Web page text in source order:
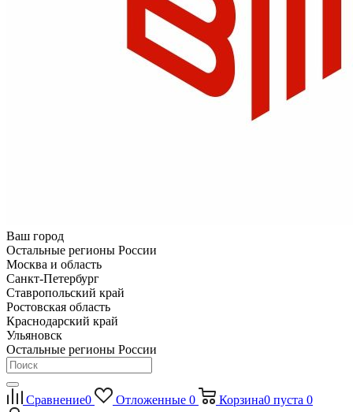
Ваш город
Остальные регионы России
Москва и область
Санкт-Петербург
Ставропольский край
Ростовская область
Краснодарский край
Ульяновск
Остальные регионы России
Сравнение0 Отложенные 0 Корзина0 пуста 0